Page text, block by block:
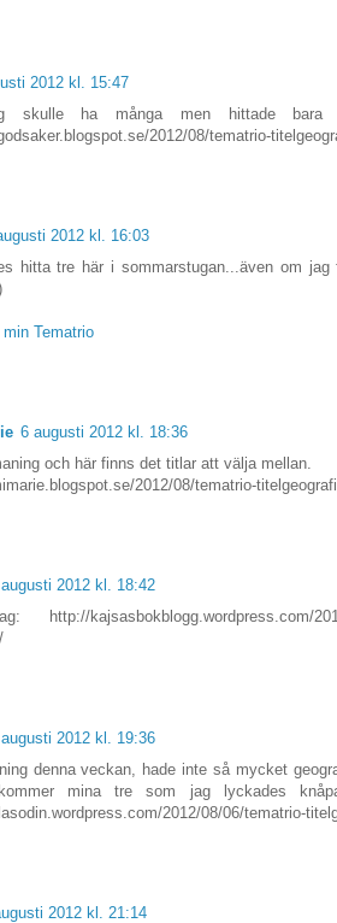
2012 kl. 15:47
skulle ha många men hittade bara
2012/08/tematrio-
2012 kl. 16:03
hitta tre här i sommarstugan...även om jag
Tematrio
6 augusti 2012 kl. 18:36
och här finns det titlar att välja mellan.
2012/08/tematrio-
2012 kl. 18:42
http://kajsasbokblogg.wordpress.com/
2012 kl. 19:36
denna veckan, hade inte så mycket
mina tre som jag lyckades
2012/08/06/tematrio-
2012 kl. 21:14